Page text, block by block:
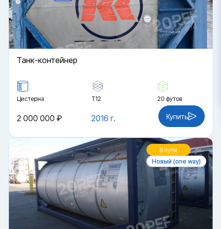
Танк-контейнер
Цистерна Т12 20 футов
2016 г.
2 000 000 ₽ Купить
В пути
Новый (one way)